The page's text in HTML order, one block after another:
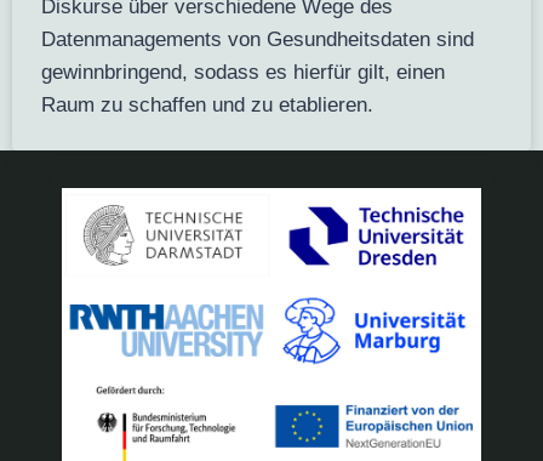
Diskurse über verschiedene Wege des
Datenmanagements von Gesundheitsdaten sind
gewinnbringend, sodass es hierfür gilt, einen
Raum zu schaffen und zu etablieren.